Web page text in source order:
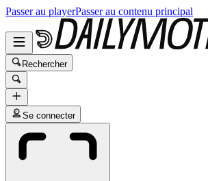
Passer au playerPasser au contenu principal
Rechercher
Se connecter